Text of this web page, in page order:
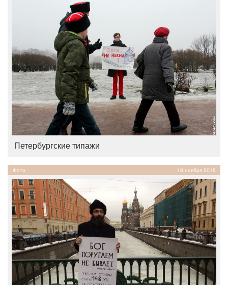
Петербургские типажи
Фото 18 ноября 2016